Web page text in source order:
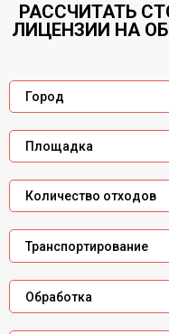
РАССЧИТАТЬ
ЛИЦЕНЗИИ НА
Город
Площадка
Количество отходов
Транспортирование
Обработка